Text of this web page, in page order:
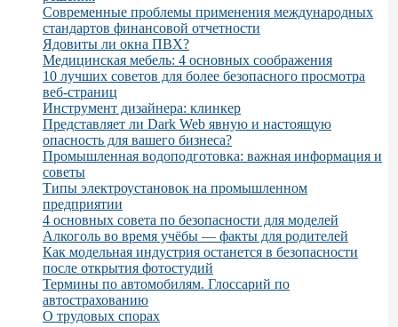
Современные проблемы применения международных
стандартов финансовой отчетности
Ядовиты ли окна ПВХ?
Медицинская мебель: 4 основных соображения
10 лучших советов для более безопасного просмотра
веб-страниц
Инструмент дизайнера: клинкер
Представляет ли Dark Web явную и настоящую
опасность для вашего бизнеса?
Промышленная водоподготовка: важная информация и
советы
Типы электроустановок на промышленном
предприятии
4 основных совета по безопасности для моделей
Алкоголь во время учёбы — факты для родителей
Как модельная индустрия останется в безопасности
после открытия фотостудий
Термины по автомобилям. Глоссарий по
автострахованию
О трудовых спорах